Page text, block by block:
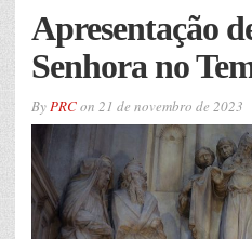
Apresentação
Senhora no
ByPRCon 21 de novembro de 2023